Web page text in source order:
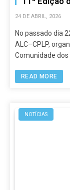
24 DE ABRIL, 2026
No passado dia
ALC–CPLP,
Comunidade dos
READ MORE
NOTÍCIAS